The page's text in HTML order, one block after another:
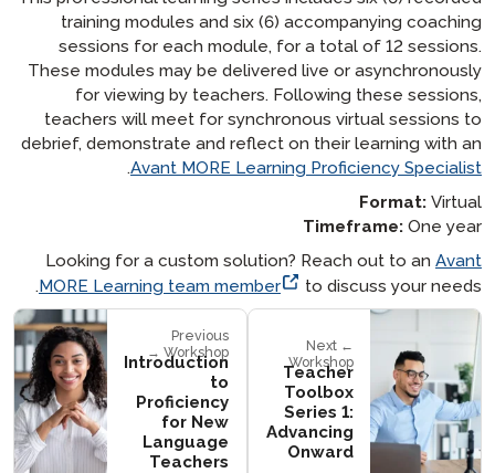
training modules and six (6) accompanying coaching
sessions for each module, for a total of 12 sessions.
These modules may be delivered live or asynchronously
for viewing by teachers. Following these sessions,
teachers will meet for synchronous virtual sessions to
debrief, demonstrate and reflect on their learning with an
Avant MORE Learning Proficiency Specialist
.
Format:Virtual
Timeframe:One year
Looking for a custom solution? Reach out to anAvant
MORE Learning team member
to discuss your needs.
← Next
Workshop
Teacher
Toolbox
Series 1:
Advancing
Onward
Previous
Workshop →
Introduction
to
Proficiency
for New
Language
Teachers​